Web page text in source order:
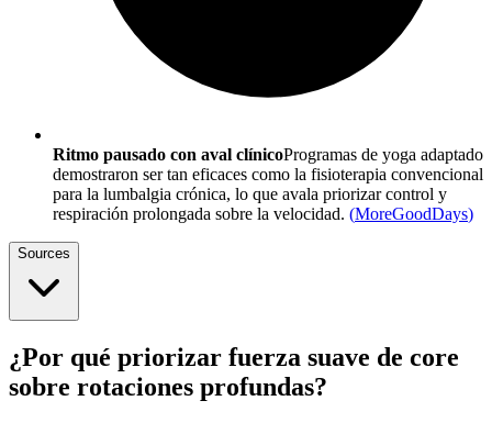
Ritmo pausado con aval clínicoProgramas de yoga adaptado
demostraron ser tan eficaces como la fisioterapia convencional
para la lumbalgia crónica, lo que avala priorizar control y
respiración prolongada sobre la velocidad. (MoreGoodDays)
Sources
¿Por qué priorizar fuerza suave de core
sobre rotaciones profundas?